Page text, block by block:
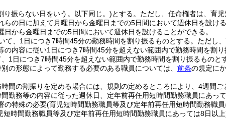
り振らない日をいう。以下同じ。)とする。 ただし、任命権者は、育
の日に加えて月曜日から金曜日までの5日間において週休日を設け
から金曜日までの5日間において週休日を設けることができる。
、1日につき7時間45分の勤務時間を割り振るものとする。 ただし
内容に従い1日につき7時間45分を超えない範囲内で勤務時間を割
1日につき7時間45分を超えない範囲内で勤務時間を割り振るものと
の形態によって勤務する必要のある職員については、 前条の規定に
間の割振りを定める場合には、規則の定めるところにより、4週間
勤務等の内容に従った週休日、定年前再任用短時間勤務職員にあっ
の特殊の必要(育児短時間勤務職員等及び定年前再任用短時間勤務職
短時間勤務職員等及び定年前再任用短時間勤務職員にあっては8日以